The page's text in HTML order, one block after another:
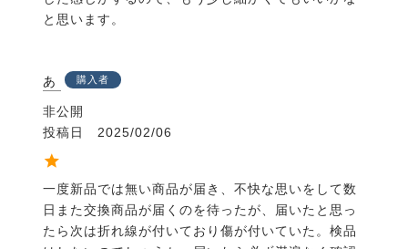
と思います。
あ 購入者
非公開
投稿日
2025/02/06
一度新品では無い商品が届き、不快な思いをして数
日また交換商品が届くのを待ったが、届いたと思っ
たら次は折れ線が付いており傷が付いていた。検品